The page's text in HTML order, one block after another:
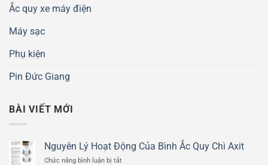
Ắc quy xe máy điện
Máy sạc
Phụ kiện
Pin Đức Giang
BÀI VIẾT MỚI
Nguyên Lý Hoạt Động Của Bình Ắc Quy Chì Axit
Chức năng bình luận bị tắt